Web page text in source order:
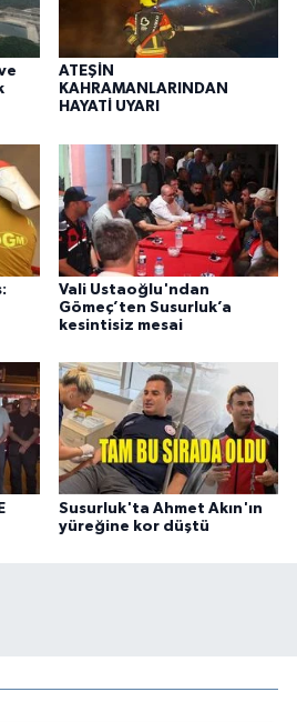
ATEŞİN
KAHRAMANLARINDAN
HAYATİ UYARI
Vali Ustaoğlu'ndan
Gömeç’ten Susurluk’a
kesintisiz mesai
Susurluk'ta Ahmet Akın'ın
yüreğine kor düştü